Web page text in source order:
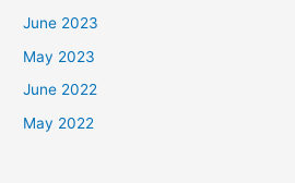
June 2023
May 2023
June 2022
May 2022